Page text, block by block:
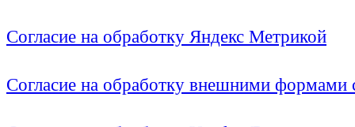
Согласие на обработку Яндекс Метрикой
Согласие на обработку внешними формами